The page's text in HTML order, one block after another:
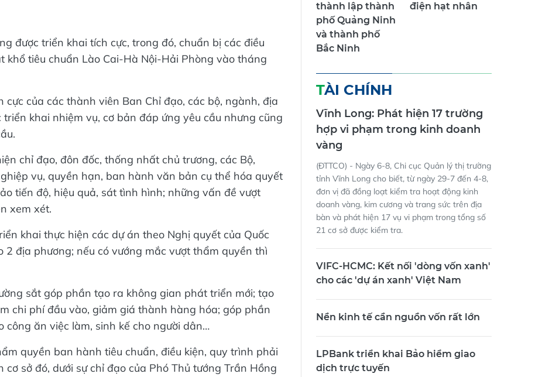
được triển khai tích cực, trong đó, chuẩn bị các điều
khổ tiêu chuẩn Lào Cai-Hà Nội-Hải Phòng vào tháng
của các thành viên Ban Chỉ đạo, các bộ, ngành, địa
khai nhiệm vụ, cơ bản đáp ứng yêu cầu nhưng cũng
chỉ đạo, đôn đốc, thống nhất chủ trương, các Bộ,
vụ, quyền hạn, ban hành văn bản cụ thể hóa quyết
tiến độ, hiệu quả, sát tình hình; những vấn đề vượt
xem xét.
khai thực hiện các dự án theo Nghị quyết của Quốc
2 địa phương; nếu có vướng mắc vượt thẩm quyền thì
sắt góp phần tạo ra không gian phát triển mới; tạo
chi phí đầu vào, giảm giá thành hàng hóa; góp phần
ăn việc làm, sinh kế cho người dân…
quyền ban hành tiêu chuẩn, điều kiện, quy trình phải
sở đó, dưới sự chỉ đạo của Phó Thủ tướng Trần Hồng
thành lập thành
phố Quảng Ninh
và thành phố
Bắc Ninh
điện hạt nhân
TÀI CHÍNH
Vĩnh Long: Phát hiện 17 trường
hợp vi phạm trong kinh doanh
vàng
(ĐTTCO) - Ngày 6-8, Chi cục Quản lý thị trường
tỉnh Vĩnh Long cho biết, từ ngày 29-7 đến 4-8,
đơn vị đã đồng loạt kiểm tra hoạt động kinh
doanh vàng, kim cương và trang sức trên địa
bàn và phát hiện 17 vụ vi phạm trong tổng số
21 cơ sở được kiểm tra.
VIFC-HCMC: Kết nối 'dòng vốn xanh'
cho các 'dự án xanh' Việt Nam
Nền kinh tế cần nguồn vốn rất lớn
LPBank triển khai Bảo hiểm giao
dịch trực tuyến